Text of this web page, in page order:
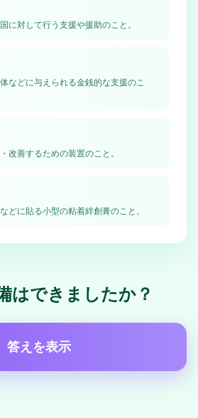
に対して行う支援や援助のこと。
などに与えられる金銭的な支援のこ
改善するための装置のこと。
どに貼る小型の粘着絆創膏のこと。
はできましたか？
答えを表示